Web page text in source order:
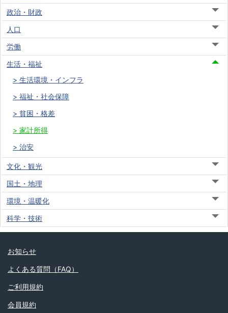
政治・財政
人口
労働
生活・福祉
生活環境・インフラ
福祉・社会保障
貧困・格差
家計所得
治安
文化・観光
国土・地理
環境・温暖化
科学・技術
お知らせ
よくある質問（FAQ）
ご利用規約
会員規約